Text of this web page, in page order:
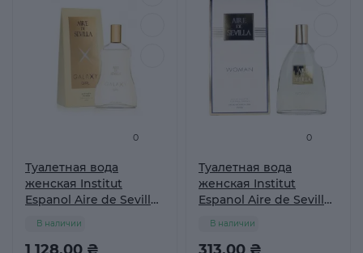
0
Туалетная вода
женская Institut
Espanol Aire de Sevilla
В наличии
0
Туалетная вода
женская Institut
Espanol Aire de Sevilla
В наличии